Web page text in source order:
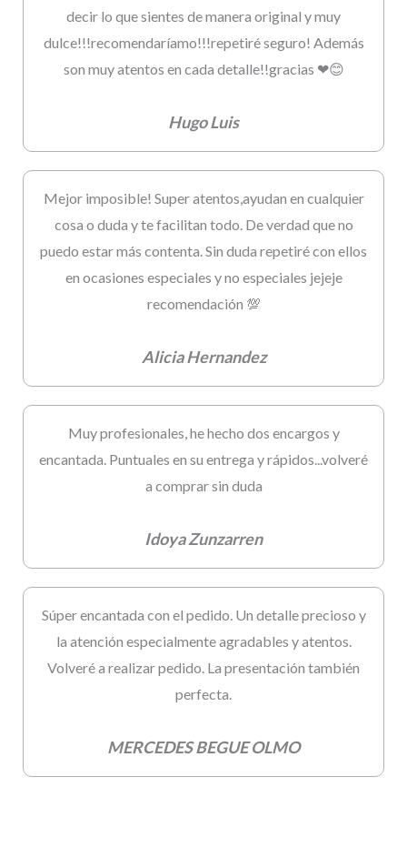
decir lo que sientes de manera original y muy
dulce!!!recomendaríamo!!!repetiré seguro! Además
son muy atentos en cada detalle!!gracias ❤😊
Hugo Luis
Mejor imposible! Super atentos,ayudan en cualquier
cosa o duda y te facilitan todo. De verdad que no
puedo estar más contenta. Sin duda repetiré con ellos
en ocasiones especiales y no especiales jejeje
recomendación 💯
Alicia Hernandez
Muy profesionales, he hecho dos encargos y
encantada. Puntuales en su entrega y rápidos...volveré
a comprar sin duda
Idoya Zunzarren
Súper encantada con el pedido. Un detalle precioso y
la atención especialmente agradables y atentos.
Volveré a realizar pedido. La presentación también
perfecta.
MERCEDES BEGUE OLMO